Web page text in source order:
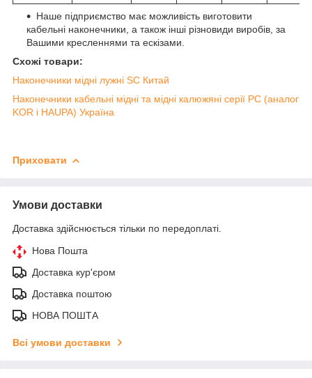
Наше підприємство має можливість виготовити
кабельні наконечники, а також інші різновиди виробів, за
Вашими кресленнями та ескізами.
Схожі товари:
Наконечники мідні лужні SC Китай
Наконечники кабельні мідні та мідні калюжяні серії РС (аналог
KOR і HAUPA) Україна
Приховати
Умови доставки
Доставка здійснюється тільки по передоплаті.
Нова Пошта
Доставка кур'єром
Доставка поштою
НОВА ПОШТА
Всі умови доставки